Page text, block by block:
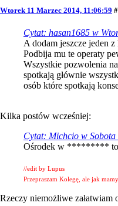
Wtorek 11 Marzec 2014, 11:06:59
Cytat: hasan1685 w
A dodam jeszcze jeden
Podbija mu te operaty
Wszystkie pozwolenia
spotkają głównie
osób które spotkają
Kilka postów wcześniej:
Cytat: Michcio w
Ośrodek w ********* to
//edit by Lupus
Przepraszam Kolegę, ale jak
Rzeczy niemożliwe załatwiam